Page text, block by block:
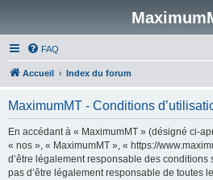
FAQ
Accueil Index du forum
MaximumMT - Conditions
En accédant à « MaximumMT » (désigné ci-
« nos », « MaximumMT », « https://
d’être légalement responsable des conditions
pas d’être légalement responsable de toutes